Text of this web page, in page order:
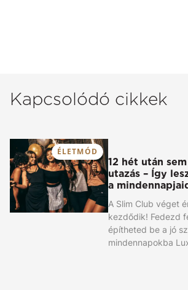
Kapcsolódó cikkek
ÉLETMÓD
12 hét után
utazás – Így
a
A Slim Club véget
kezdődik! Fedezd
építheted be a jó
mindennapokba